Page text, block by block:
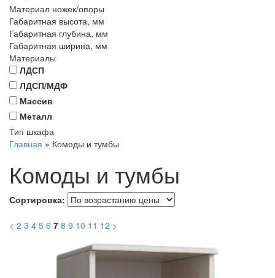
Материал ножек/опоры
Габаритная высота, мм
Габаритная глубина, мм
Габаритная ширина, мм
Материалы
ЛДСП
ЛДСП/МДФ
Массив
Металл
Тип шкафа
Главная » Комоды и тумбы
Комоды и тумбы
Сортировка:
< 2 3 4 5 6 7 8 9 10 11 12 >